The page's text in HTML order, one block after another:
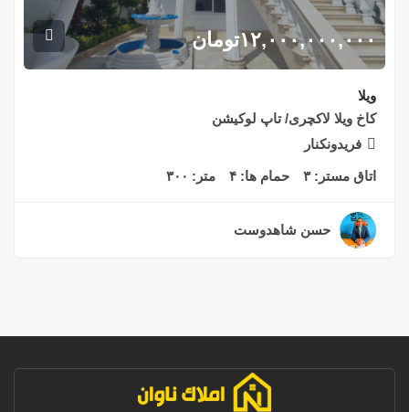
۱۲,۰۰۰,۰۰۰,۰۰۰تومان
ویلا
کاخ ویلا لاکچری/ تاپ لوکیشن
فریدونکنار
اتاق مستر:۳ حمام ها: ۴ متر: ۳۰۰
حسن شاهدوست